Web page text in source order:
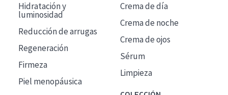
Hidratación y
luminosidad
Reducción de arrugas
Regeneración
Firmeza
Piel menopáusica
Crema de día
Crema de noche
Crema de ojos
Sérum
Limpieza